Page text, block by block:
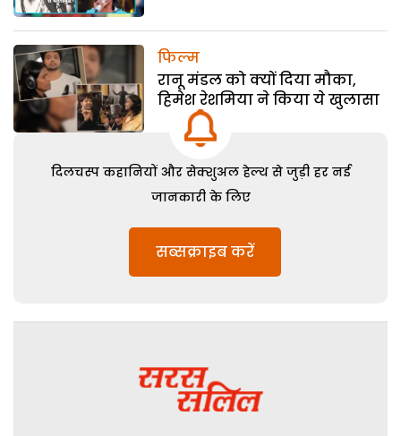
फिल्म
रानू मंडल को क्यों दिया मौका,
हिमेश रेशमिया ने किया ये खुलासा
दिलचस्प कहानियों और सेक्शुअल हेल्थ से जुड़ी हर नई
जानकारी के लिए
सब्सक्राइब करें